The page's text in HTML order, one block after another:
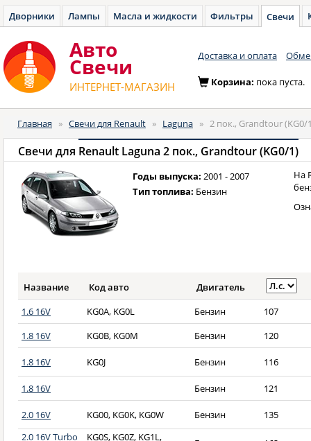
Дворники Лампы Масла и жидкости Фильтры Свечи
Авто
Cвечи
ИНТЕРНЕТ-МАГАЗИН
Доставка и оплата
Корзина: пока пуста.
Главная » Свечи для Renault » Laguna » 2 пок., Grandtour (KG0/
Свечи для Renault Laguna 2 пок., Grandtour (KG0/1)
Годы выпуска: 2001 - 2007
Тип топлива: Бензин
На
Название Код авто
Двигатель
1.6 16V
KG0A, KG0L Бензин
107
1.8 16V
KG0B, KG0M Бензин 120
1.8 16V KG0J Бензин 116
1.8 16V Бензин 121
2.0 16V KG00, KG0K, KG0W Бензин
135
2.0 16V Turbo
KG0S, KG0Z, KG1L,